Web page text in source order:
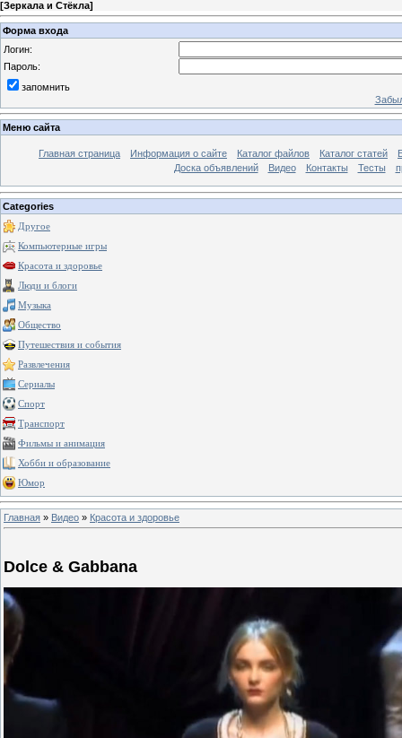
[Зеркала и Стёкла]
Форма входа
Логин:
Пароль:
запомнить
Меню сайта
Главная страница Информация о сайте Каталог файлов Каталог статей
Доска объявлений
Видео Контакты Тесты
Categories
Другое
Компьютерные игры
Красота и здоровье
Люди и блоги
Музыка
Общество
Путешествия и события
Развлечения
Сериалы
Спорт
Транспорт
Фильмы и анимация
Хобби и образование
Юмор
Главная » Видео » Красота и здоровье
Dolce & Gabbana